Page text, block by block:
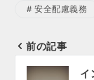
安全配慮義務
投
前の記事
イ